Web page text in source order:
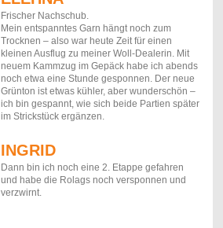
Frischer Nachschub.
Mein entspanntes Garn hängt noch zum
Trocknen – also war heute Zeit für einen
kleinen Ausflug zu meiner Woll-Dealerin. Mit
neuem Kammzug im Gepäck habe ich abends
noch etwa eine Stunde gesponnen. Der neue
Grünton ist etwas kühler, aber wunderschön –
ich bin gespannt, wie sich beide Partien später
im Strickstück ergänzen.
INGRID
Dann bin ich noch eine 2. Etappe gefahren
und habe die Rolags noch versponnen und
verzwirnt.